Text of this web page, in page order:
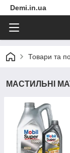
Demi.in.ua
Товари та
МАСТИЛЬНІ